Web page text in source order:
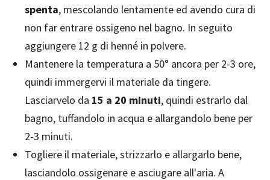
spenta, mescolando lentamente ed avendo cura di
non far entrare ossigeno nel bagno. In seguito
aggiungere 12 g di henné in polvere.
Mantenere la temperatura a 50° ancora per 2-3 ore,
quindi immergervi il materiale da tingere.
Lasciarvelo da 15 a 20 minuti, quindi estrarlo dal
bagno, tuffandolo in acqua e allargandolo bene per
2-3 minuti.
Togliere il materiale, strizzarlo e allargarlo bene,
lasciandolo ossigenare e asciugare all'aria. A